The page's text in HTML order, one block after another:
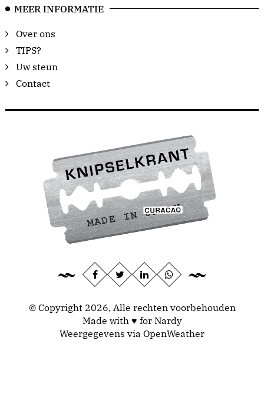
MEER INFORMATIE
Over ons
TIPS?
Uw steun
Contact
© Copyright 2026, Alle rechten voorbehouden
Made with ♥ for Nardy
Weergegevens via OpenWeather